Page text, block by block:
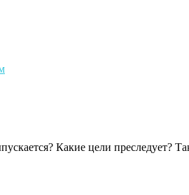
Какие цели преследует?